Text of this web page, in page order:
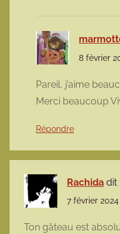
8 février
Pareil, j’aime
Merci beaucoup
Répondre
Rachida dit :
7 février
Ton gâteau est